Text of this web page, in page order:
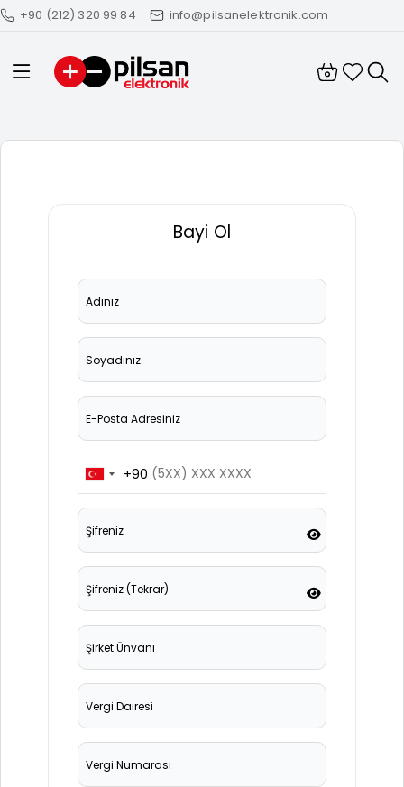
+90 (212) 320 99 84 info@pilsanelektronik.com
0
Bayi Ol
Turkey
+90
+90